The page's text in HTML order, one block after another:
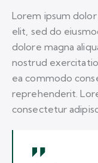
Lorem ipsum
elit, sed do
dolore magna
nostrud
ea commodo
reprehenderit.
consectetur